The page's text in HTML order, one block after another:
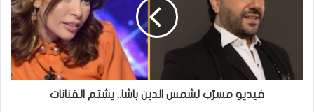
فيديو مسرّب لشمس الدين باشا.. يشتم الفنانات